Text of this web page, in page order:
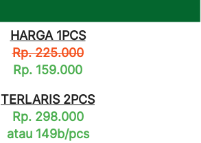
HARGA 1PCS
Rp. 225.000
Rp. 159.000
TERLARIS 2PCS
Rp. 298.000
atau 149b/pcs